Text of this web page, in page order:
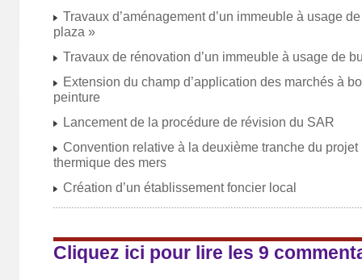
Travaux d’aménagement d’un immeuble à usage
plaza »
Travaux de rénovation d’un immeuble à usage de
Extension du champ d’application des marchés à
peinture
Lancement de la procédure de révision du SAR
Convention relative à la deuxième tranche du
thermique des mers
Création d’un établissement foncier local
Cliquez ici pour lire les 9